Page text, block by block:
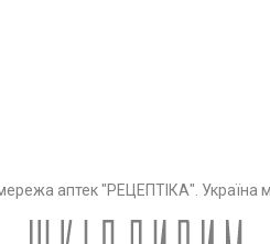
аптек "РЕЦЕПТІКА". Україна